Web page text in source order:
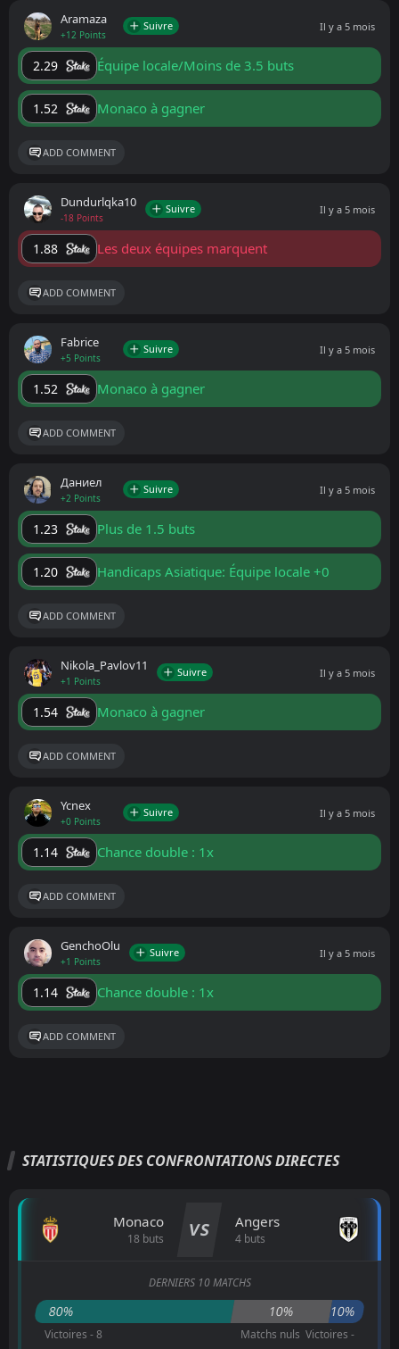
Aramaza
+12 Points
Suivre Il y a 5 mois
2.29 Équipe locale/Moins de 3.5 buts
1.52 Monaco à gagner
ADD COMMENT
Dundurlqka10
-18 Points
Suivre Il y a 5 mois
1.88 Les deux équipes marquent
ADD COMMENT
Fabrice
+5 Points
Suivre Il y a 5 mois
1.52 Monaco à gagner
ADD COMMENT
Даниел
+2 Points
Suivre Il y a 5 mois
1.23 Plus de 1.5 buts
1.20 Handicaps Asiatique: Équipe locale +0
ADD COMMENT
Nikola_Pavlov11
+1 Points
Suivre Il y a 5 mois
1.54 Monaco à gagner
ADD COMMENT
Ycnex
+0 Points
Suivre Il y a 5 mois
1.14 Chance double : 1x
ADD COMMENT
GenchoOlu
+1 Points
Suivre Il y a 5 mois
1.14 Chance double : 1x
ADD COMMENT
STATISTIQUES DES CONFRONTATIONS DIRECTES
Monaco
18 buts VS Angers
4 buts
DERNIERS 10 MATCHS
80% 10% 10%
Victoires - 8
Matchs nuls Victoires -